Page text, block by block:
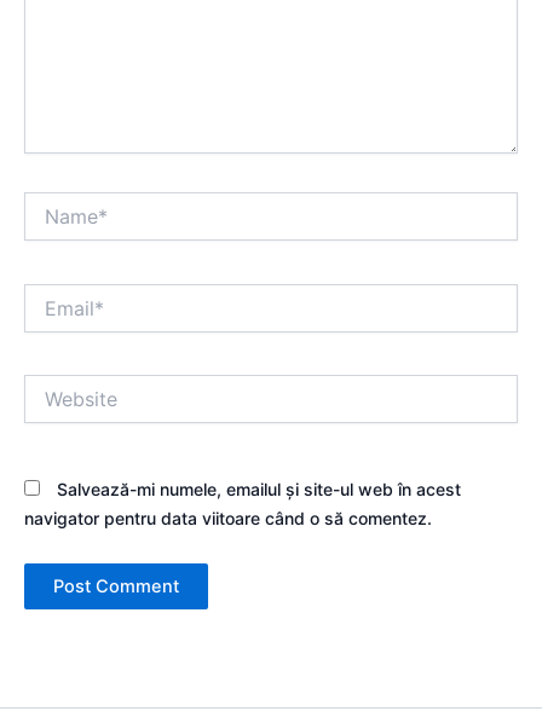
Salvează-mi numele, emailul și site-ul web în acest
navigator pentru data viitoare când o să comentez.